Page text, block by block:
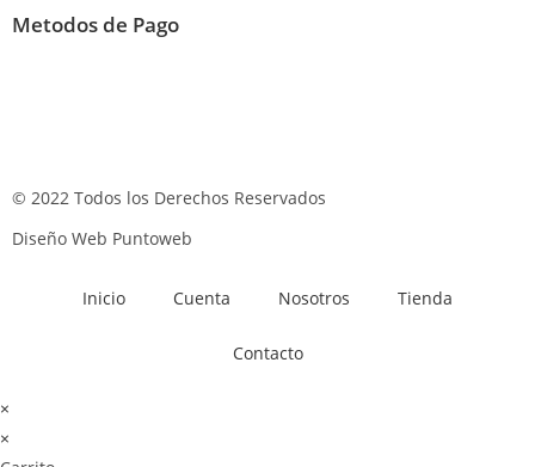
Metodos de Pago
© 2022 Todos los Derechos Reservados
Diseño Web Puntoweb
Inicio Cuenta Nosotros Tienda
Contacto
×
×